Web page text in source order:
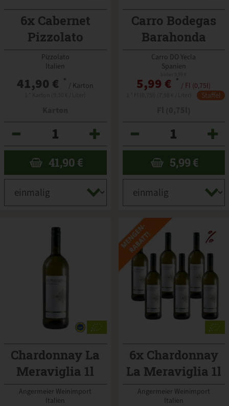
6x Cabernet
Pizzolato
schwefelfrei
Pizzolato
Italien
41,90 € * / Karton
41,90 €
Carro Bodegas
Barahonda
Carro DO Yecla
Spanien
5,99 € * / Fl (0,75l)
Staffel
5,99 €
Chardonnay La
Meraviglia 1l
Angermeier Weinimport
Italien
6x Chardonnay
La Meraviglia 1l
Angermeier Weinimport
Italien